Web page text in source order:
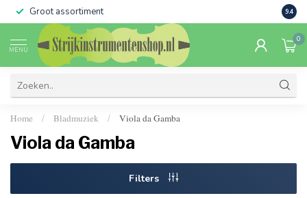
Groot assortiment 9.4
MENU
0
Home / Bladmuziek / Viola da Gamba
Viola da Gamba
Filters